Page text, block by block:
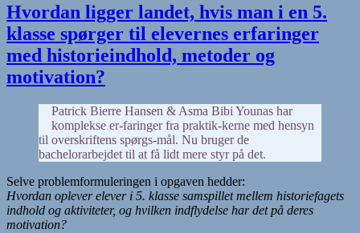
Hvordan ligger landet, hvis man i en 5.
klasse spørger til elevernes erfaringer
med historieindhold, metoder og
motivation?
Patrick Bierre Hansen & Asma Bibi Younas har
komplekse er-faringer fra praktik-kerne med hensyn
til overskriftens spørgs-mål. Nu bruger de
bachelorarbejdet til at få lidt mere styr på det.
Selve problemformuleringen i opgaven hedder:
Hvordan oplever elever i 5. klasse samspillet mellem historiefagets
indhold og aktiviteter, og hvilken indflydelse har det på deres
motivation?